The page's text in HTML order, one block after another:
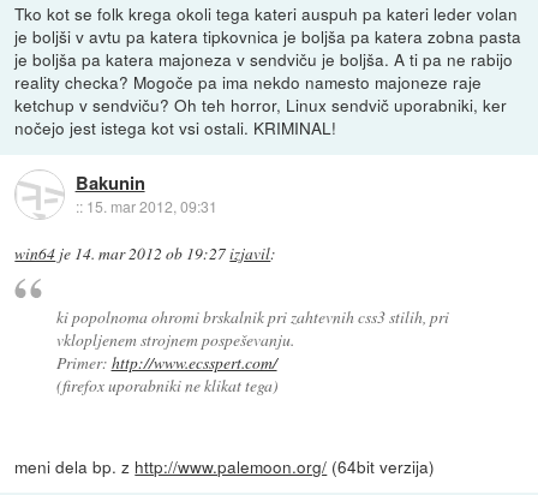
Tko kot se folk krega okoli tega kateri auspuh pa kateri leder volan
je boljši v avtu pa katera tipkovnica je boljša pa katera zobna pasta
je boljša pa katera majoneza v sendviču je boljša. A ti pa ne rabijo
reality checka? Mogoče pa ima nekdo namesto majoneze raje
ketchup v sendviču? Oh teh horror, Linux sendvič uporabniki, ker
nočejo jest istega kot vsi ostali. KRIMINAL!
Bakunin
:: 15. mar 2012, 09:31
win64 je 14. mar 2012 ob 19:27izjavil:
ki popolnoma ohromi brskalnik pri zahtevnih css3 stilih, pri
vklopljenem strojnem pospeševanju.
Primer: http://www.ecsspert.com/
(firefox uporabniki ne klikat tega)
meni dela bp. z http://www.palemoon.org/ (64bit verzija)